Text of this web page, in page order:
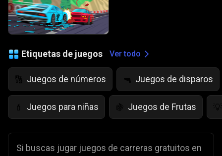
Etiquetas de juegos Ver todo
🔢 Juegos de números 🔫 Juegos de disparos
💄 Juegos para niñas 🍇 Juegos de Frutas 💡
Si buscas jugar juegos de carreras gratuitos en